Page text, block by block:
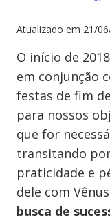
Atualizado em 21/
O início de
em conjunção
festas de fim
para nossos
que for
transitando
praticidade e
dele com
busca de